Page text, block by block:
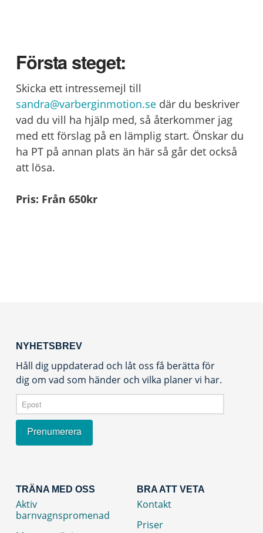
Första steget:
Skicka ett intressemejl till
sandra@varberginmotion.sedär du beskriver
vad du vill ha hjälp med, så återkommer jag
med ett förslag på en lämplig start. Önskar du
ha PT på annan plats än här så går det också
att lösa.
Pris: Från 650kr
NYHETSBREV
Håll dig uppdaterad och låt oss få berätta för
dig om vad som händer och vilka planer vi har.
TRÄNA MED OSS
Aktiv
barnvagnspromenad
BRA ATT VETA
Kontakt
Priser